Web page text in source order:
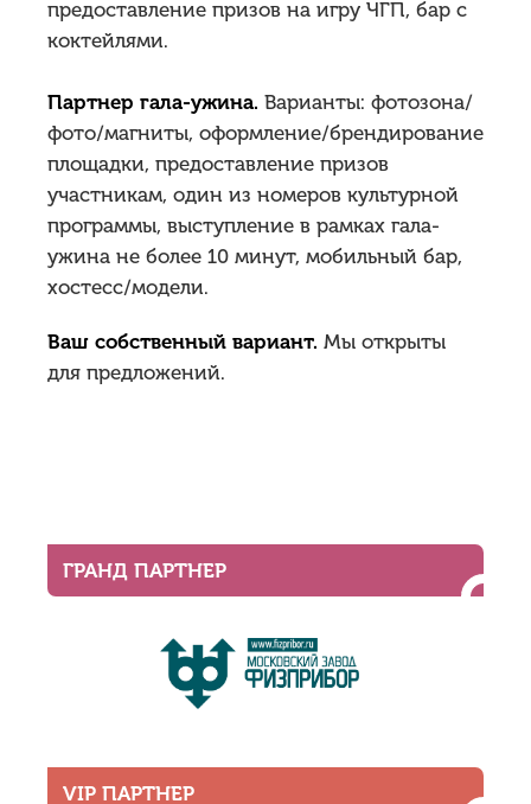
предоставление призов на игру ЧГП, бар с
коктейлями.
Партнер гала-ужина. Варианты: фотозона/
фото/магниты, оформление/брендирование
площадки, предоставление призов
участникам, один из номеров культурной
программы, выступление в рамках гала-
ужина не более 10 минут, мобильный бар,
хостесс/модели.
Ваш собственный вариант. Мы открыты
для предложений.
ГРАНД ПАРТНЕР
VIP ПАРТНЕР